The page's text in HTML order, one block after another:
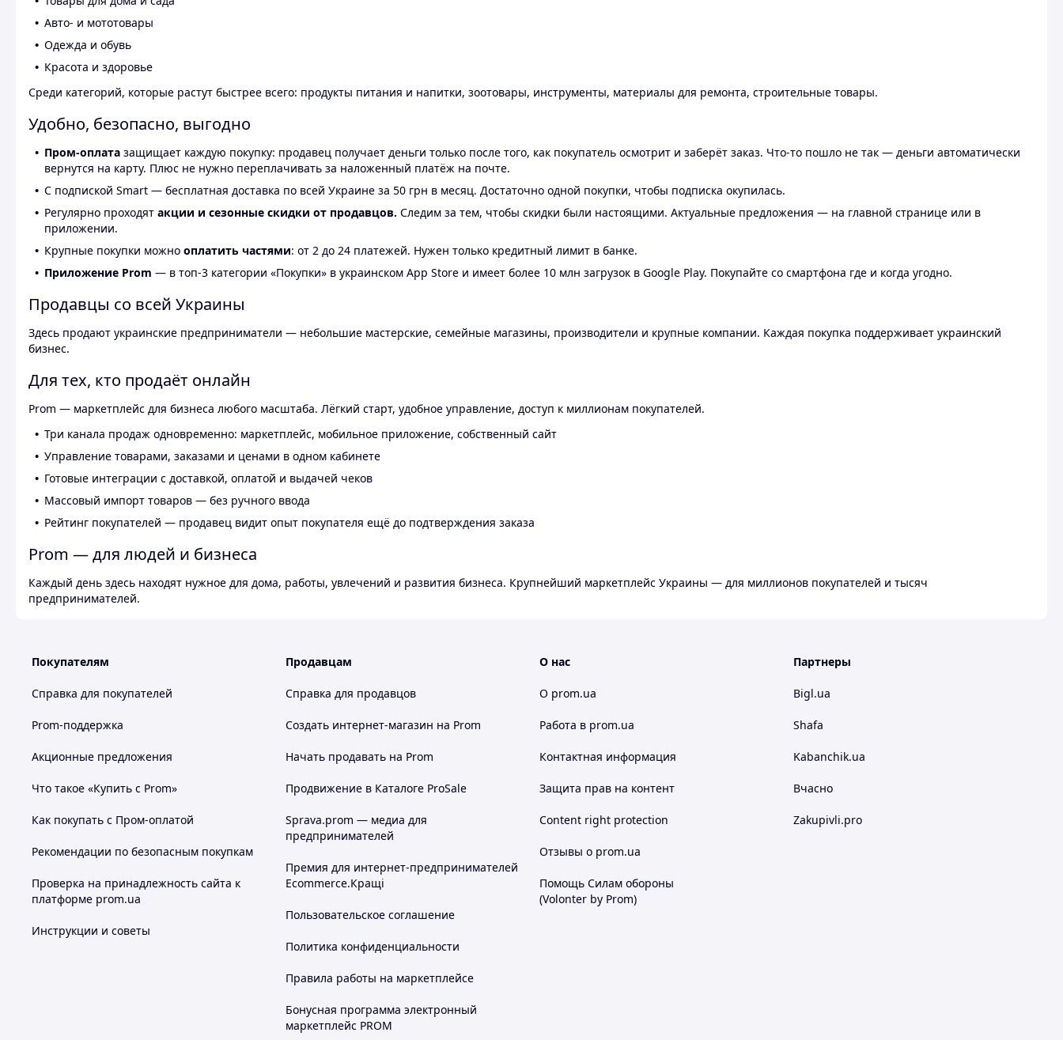
Авто- и мототовары
Одежда и обувь
Красота и здоровье
Среди категорий, которые растут быстрее всего: продукты питания и напитки, зоотовары, инструменты, материалы для ремонта, строительные товары.
Удобно, безопасно, выгодно
Пром-оплата защищает каждую покупку: продавец получает деньги только после того, как покупатель осмотрит и заберёт заказ. Что-то пошло не так — деньги автоматически
вернутся на карту. Плюс не нужно переплачивать за наложенный платёж на почте.
С подпиской Smart — бесплатная доставка по всей Украине за 50 грн в месяц. Достаточно одной покупки, чтобы подписка окупилась.
Регулярно проходят акции и сезонные скидки от продавцов. Следим за тем, чтобы скидки были настоящими. Актуальные предложения — на главной странице или в
приложении.
Крупные покупки можно оплатить частями: от 2 до 24 платежей. Нужен только кредитный лимит в банке.
Приложение Prom — в топ-3 категории «Покупки» в украинском App Store и имеет более 10 млн загрузок в Google Play. Покупайте со смартфона где и когда угодно.
Продавцы со всей Украины
Здесь продают украинские предприниматели — небольшие мастерские, семейные магазины, производители и крупные компании. Каждая покупка поддерживает украинский
бизнес.
Для тех, кто продаёт онлайн
Prom — маркетплейс для бизнеса любого масштаба. Лёгкий старт, удобное управление, доступ к миллионам покупателей.
Три канала продаж одновременно: маркетплейс, мобильное приложение, собственный сайт
Управление товарами, заказами и ценами в одном кабинете
Готовые интеграции с доставкой, оплатой и выдачей чеков
Массовый импорт товаров — без ручного ввода
Рейтинг покупателей — продавец видит опыт покупателя ещё до подтверждения заказа
Prom — для людей и бизнеса
Каждый день здесь находят нужное для дома, работы, увлечений и развития бизнеса. Крупнейший маркетплейс Украины — для миллионов покупателей и тысяч
предпринимателей.
Покупателям
Справка для покупателей
Prom-поддержка
Акционные предложения
Что такое «Купить с Prom»
Как покупать с Пром-оплатой
Рекомендации по безопасным покупкам
Проверка на принадлежность сайта к
платформе prom.ua
Инструкции и советы
Продавцам
Справка для продавцов
Создать интернет-магазин на Prom
Начать продавать на Prom
Продвижение в Каталоге ProSale
Sprava.prom — медиа для
предпринимателей
Премия для интернет-предпринимателей
Ecommerce.Кращі
Пользовательское соглашение
Политика конфиденциальности
Правила работы на маркетплейсе
Бонусная программа электронный
маркетплейс PROM
О нас
О prom.ua
Работа в prom.ua
Контактная информация
Защита прав на контент
Content right protection
Отзывы о prom.ua
Помощь Силам обороны
(Volonter by Prom)
Партнеры
Bigl.ua
Shafa
Kabanchik.ua
Вчасно
Zakupivli.pro